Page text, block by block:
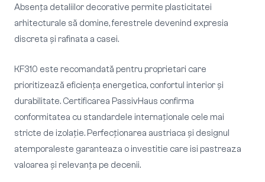
Absența detaliilor decorative permite plasticitatei
arhitecturale să domine, ferestrele devenind expresia
discreta și rafinata a casei.
KF310 este recomandată pentru proprietari care
prioritizează eficiența energetica, confortul interior și
durabilitate. Certificarea PassivHaus confirma
conformitatea cu standardele internaționale cele mai
stricte de izolație. Perfecționarea austriaca și designul
atemporaleste garanteaza o investitie care isi pastreaza
valoarea și relevanța pe decenii.